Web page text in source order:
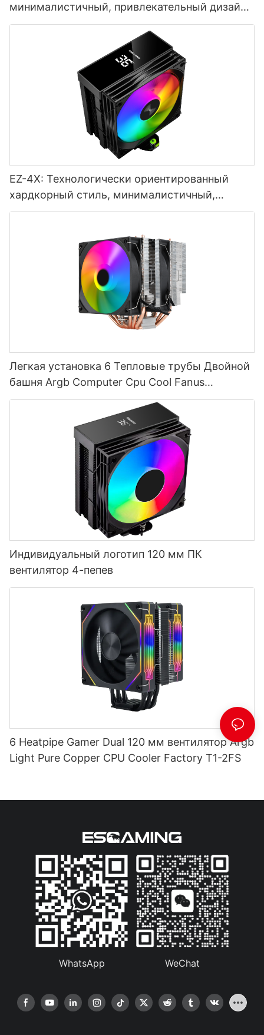
минималистичный, привлекательный дизайн,
эффективность и бесшумность — выбор
EZ-4X: Технологически ориентированный
хардкорный стиль, минималистичный,
привлекательный стиль, стиль,
1765445095337146
Легкая установка 6 Тепловые трубы Двойной
башня Argb Computer Cpu Cool Fanus
Производитель T2-2F
Индивидуальный логотип 120 мм ПК
вентилятор 4-пепев
6 Heatpipe Gamer Dual 120 мм вентилятор Argb
Light Pure Copper CPU Cooler Factory T1-2FS
WhatsApp WeChat